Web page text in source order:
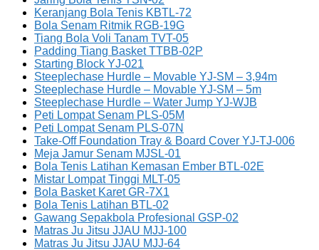
Keranjang Bola Tenis KBTL-72
Bola Senam Ritmik RGB-19G
Tiang Bola Voli Tanam TVT-05
Padding Tiang Basket TTBB-02P
Starting Block YJ-021
Steeplechase Hurdle – Movable YJ-SM – 3,94m
Steeplechase Hurdle – Movable YJ-SM – 5m
Steeplechase Hurdle – Water Jump YJ-WJB
Peti Lompat Senam PLS-05M
Peti Lompat Senam PLS-07N
Take-Off Foundation Tray & Board Cover YJ-TJ-006
Meja Jamur Senam MJSL-01
Bola Tenis Latihan Kemasan Ember BTL-02E
Mistar Lompat Tinggi MLT-05
Bola Basket Karet GR-7X1
Bola Tenis Latihan BTL-02
Gawang Sepakbola Profesional GSP-02
Matras Ju Jitsu JJAU MJJ-100
Matras Ju Jitsu JJAU MJJ-64